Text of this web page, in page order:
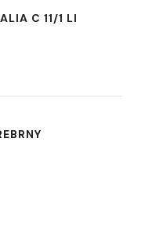
C 11/1 LI